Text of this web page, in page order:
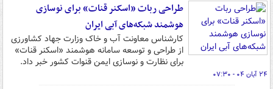
طراحی ربات «اسکنر قنات» برای نوسازی
هوشمند شبکه‌های آبی ایران
کارشناس معاونت آب و خاک وزارت جهاد کشاورزی
از طراحی و توسعه سامانه هوشمند «اسکنر قنات»
برای نظارت و نوسازی ایمن قنوات کشور خبر داد.
۲۴ آبان ۰۴ - ۰۷:۳۰